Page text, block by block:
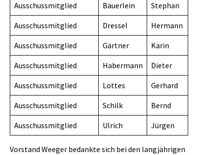
Ausschussmitglied Bäuerlein Stephan
Ausschussmitglied Dressel Hermann
Ausschussmitglied Gärtner Karin
Ausschussmitglied Habermann Dieter
Ausschussmitglied Lottes Gerhard
Ausschussmitglied Schilk Bernd
Ausschussmitglied Ulrich Jürgen
Vorstand Weeger bedankte sich bei den langjährigen